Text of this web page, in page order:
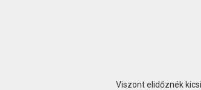
Viszont elidőznék